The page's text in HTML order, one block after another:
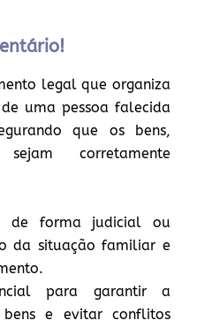
legal que organiza
uma pessoa falecida
que os bens,
corretamente
de forma judicial ou
da situação familiar e
para garantir a
e evitar conflitos